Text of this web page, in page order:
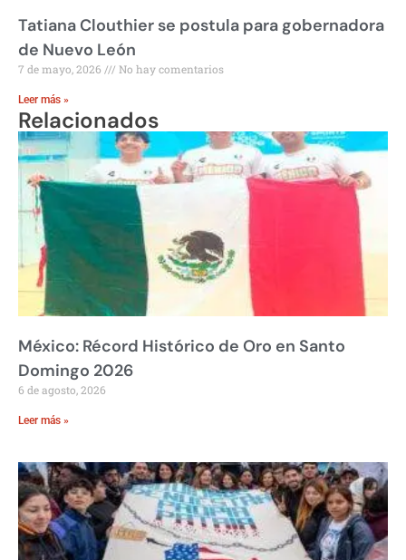
Tatiana Clouthier se postula para gobernadora
de Nuevo León
7 de mayo, 2026 No hay comentarios
Leer más »
Relacionados
México: Récord Histórico de Oro en Santo
Domingo 2026
6 de agosto, 2026
Leer más »